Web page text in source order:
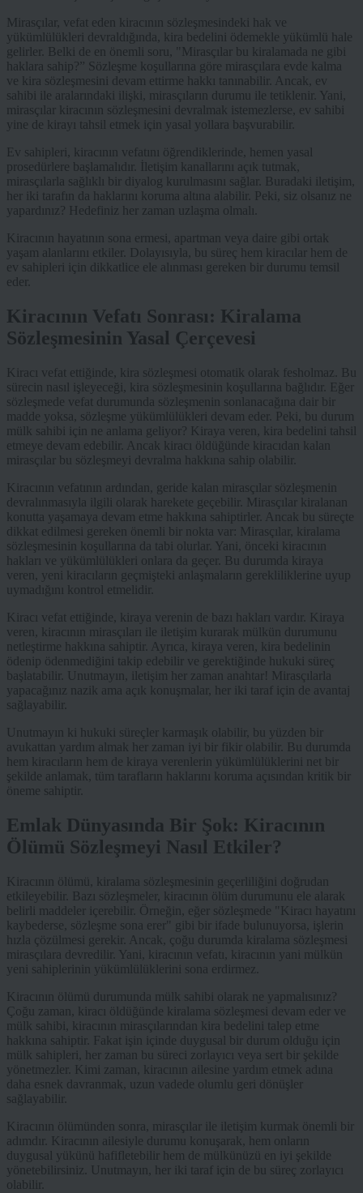
Mirasçılar, vefat eden kiracının sözleşmesindeki hak ve
yükümlülükleri devraldığında, kira bedelini ödemekle yükümlü hale
gelirler. Belki de en önemli soru, "Mirasçılar bu kiralamada ne gibi
haklara sahip?” Sözleşme koşullarına göre mirasçılara evde kalma
ve kira sözleşmesini devam ettirme hakkı tanınabilir. Ancak, ev
sahibi ile aralarındaki ilişki, mirasçıların durumu ile tetiklenir. Yani,
mirasçılar kiracının sözleşmesini devralmak istemezlerse, ev sahibi
yine de kirayı tahsil etmek için yasal yollara başvurabilir.
Ev sahipleri, kiracının vefatını öğrendiklerinde, hemen yasal
prosedürlere başlamalıdır. İletişim kanallarını açık tutmak,
mirasçılarla sağlıklı bir diyalog kurulmasını sağlar. Buradaki iletişim,
her iki tarafın da haklarını koruma altına alabilir. Peki, siz olsanız ne
yapardınız? Hedefiniz her zaman uzlaşma olmalı.
Kiracının hayatının sona ermesi, apartman veya daire gibi ortak
yaşam alanlarını etkiler. Dolayısıyla, bu süreç hem kiracılar hem de
ev sahipleri için dikkatlice ele alınması gereken bir durumu temsil
eder.
Kiracının Vefatı Sonrası: Kiralama
Sözleşmesinin Yasal Çerçevesi
Kiracı vefat ettiğinde, kira sözleşmesi otomatik olarak fesholmaz. Bu
sürecin nasıl işleyeceği, kira sözleşmesinin koşullarına bağlıdır. Eğer
sözleşmede vefat durumunda sözleşmenin sonlanacağına dair bir
madde yoksa, sözleşme yükümlülükleri devam eder. Peki, bu durum
mülk sahibi için ne anlama geliyor? Kiraya veren, kira bedelini tahsil
etmeye devam edebilir. Ancak kiracı öldüğünde kiracıdan kalan
mirasçılar bu sözleşmeyi devralma hakkına sahip olabilir.
Kiracının vefatının ardından, geride kalan mirasçılar sözleşmenin
devralınmasıyla ilgili olarak harekete geçebilir. Mirasçılar kiralanan
konutta yaşamaya devam etme hakkına sahiptirler. Ancak bu süreçte
dikkat edilmesi gereken önemli bir nokta var: Mirasçılar, kiralama
sözleşmesinin koşullarına da tabi olurlar. Yani, önceki kiracının
hakları ve yükümlülükleri onlara da geçer. Bu durumda kiraya
veren, yeni kiracıların geçmişteki anlaşmaların gerekliliklerine uyup
uymadığını kontrol etmelidir.
Kiracı vefat ettiğinde, kiraya verenin de bazı hakları vardır. Kiraya
veren, kiracının mirasçıları ile iletişim kurarak mülkün durumunu
netleştirme hakkına sahiptir. Ayrıca, kiraya veren, kira bedelinin
ödenip ödenmediğini takip edebilir ve gerektiğinde hukuki süreç
başlatabilir. Unutmayın, iletişim her zaman anahtar! Mirasçılarla
yapacağınız nazik ama açık konuşmalar, her iki taraf için de avantaj
sağlayabilir.
Unutmayın ki hukuki süreçler karmaşık olabilir, bu yüzden bir
avukattan yardım almak her zaman iyi bir fikir olabilir. Bu durumda
hem kiracıların hem de kiraya verenlerin yükümlülüklerini net bir
şekilde anlamak, tüm tarafların haklarını koruma açısından kritik bir
öneme sahiptir.
Emlak Dünyasında Bir Şok: Kiracının
Ölümü Sözleşmeyi Nasıl Etkiler?
Kiracının ölümü, kiralama sözleşmesinin geçerliliğini doğrudan
etkileyebilir. Bazı sözleşmeler, kiracının ölüm durumunu ele alarak
belirli maddeler içerebilir. Örneğin, eğer sözleşmede "Kiracı hayatını
kaybederse, sözleşme sona erer" gibi bir ifade bulunuyorsa, işlerin
hızla çözülmesi gerekir. Ancak, çoğu durumda kiralama sözleşmesi
mirasçılara devredilir. Yani, kiracının vefatı, kiracının yani mülkün
yeni sahiplerinin yükümlülüklerini sona erdirmez.
Kiracının ölümü durumunda mülk sahibi olarak ne yapmalısınız?
Çoğu zaman, kiracı öldüğünde kiralama sözleşmesi devam eder ve
mülk sahibi, kiracının mirasçılarından kira bedelini talep etme
hakkına sahiptir. Fakat işin içinde duygusal bir durum olduğu için
mülk sahipleri, her zaman bu süreci zorlayıcı veya sert bir şekilde
yönetmezler. Kimi zaman, kiracının ailesine yardım etmek adına
daha esnek davranmak, uzun vadede olumlu geri dönüşler
sağlayabilir.
Kiracının ölümünden sonra, mirasçılar ile iletişim kurmak önemli bir
adımdır. Kiracının ailesiyle durumu konuşarak, hem onların
duygusal yükünü hafifletebilir hem de mülkünüzü en iyi şekilde
yönetebilirsiniz. Unutmayın, her iki taraf için de bu süreç zorlayıcı
olabilir.